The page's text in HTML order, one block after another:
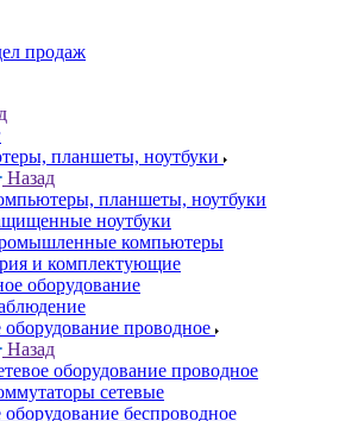
продаж
планшеты, ноутбуки
Назад
планшеты, ноутбуки
ноутбуки
компьютеры
и комплектующие
оборудование
оборудование проводное
Назад
оборудование проводное
сетевые
оборудование беспроводное